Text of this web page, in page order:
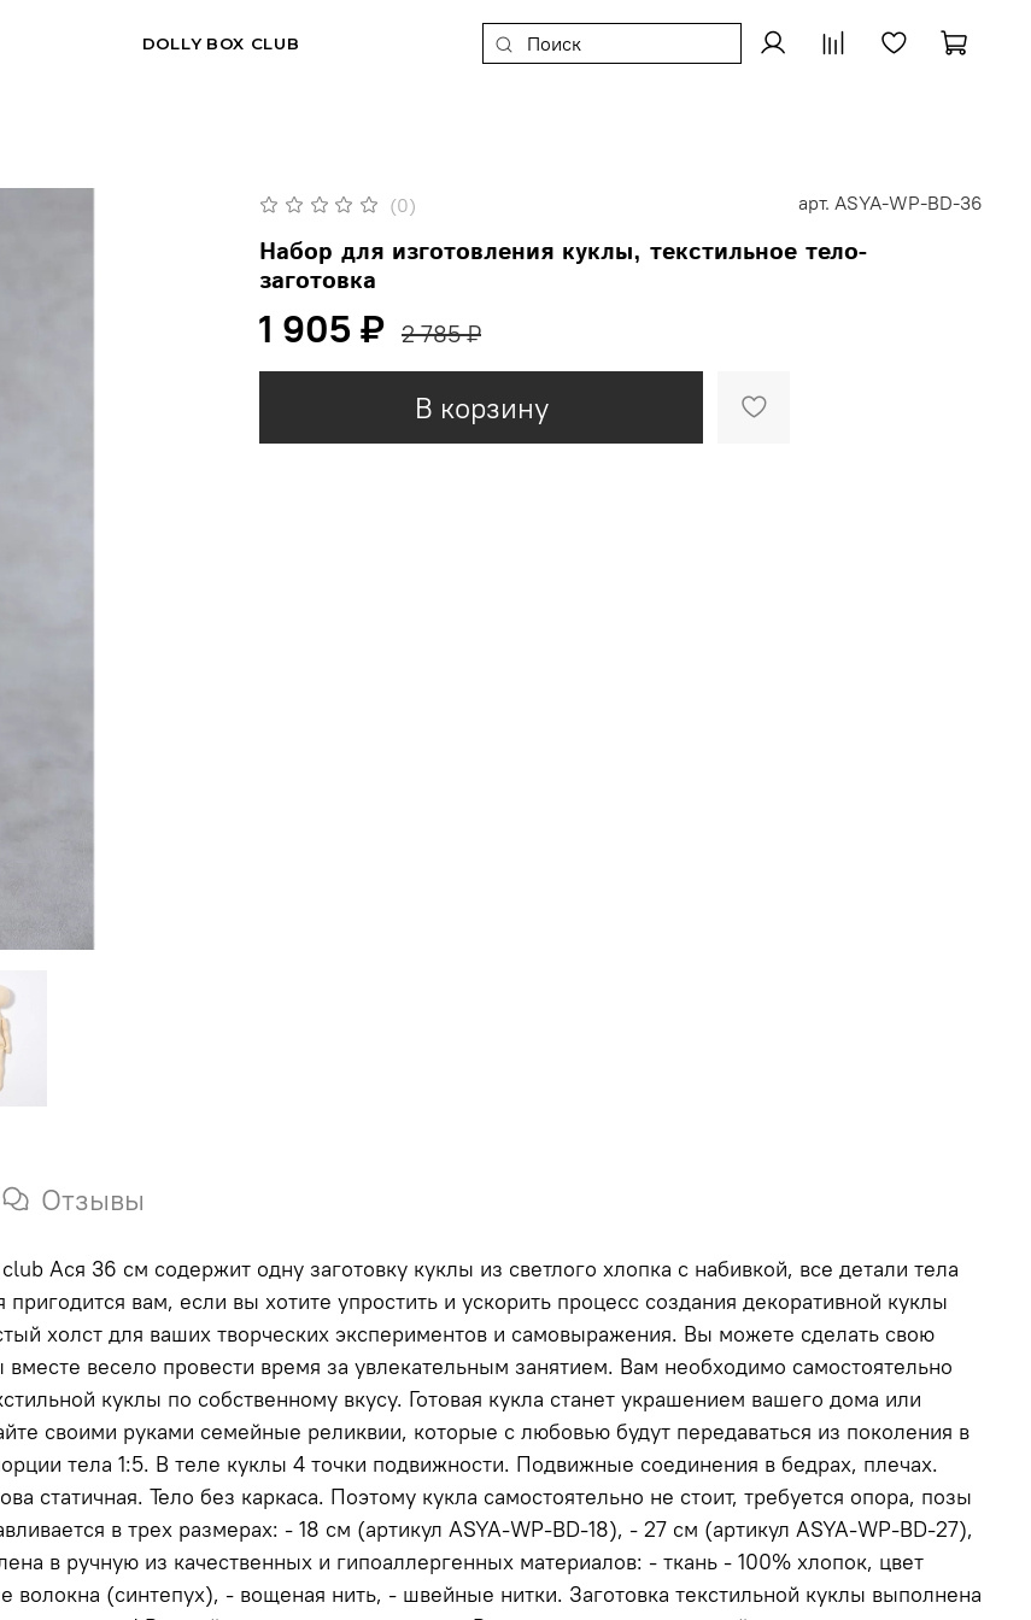
DOLLY BOX CLUB
(0) арт. ASYA-WP-BD-36
Набор для изготовления куклы, текстильное тело-
заготовка
1 905 ₽ 2 785 ₽
В корзину
Отзывы
Ася 36 см содержит одну заготовку куклы из светлого хлопка с набивкой, все детали тела
время за увлекательным занятием. Вам необходимо самостоятельно
вкусу. Готовая кукла станет украшением вашего дома или
своими руками семейные реликвии, которые с любовью будут передаваться из поколения в
стоит, требуется опора, позы